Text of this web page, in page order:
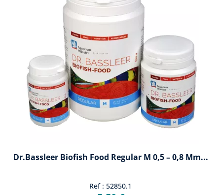
Dr.Bassleer Biofish Food Regular M 0,5 – 0,8 Mm...
Ref : 52850.1